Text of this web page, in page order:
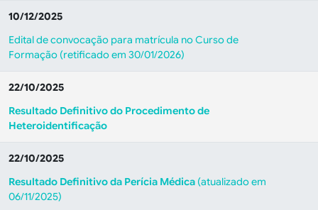
10/12/2025
Edital de convocação para matrícula no Curso de
Formação (retificado em 30/01/2026)
22/10/2025
Resultado Definitivo do Procedimento de
Heteroidentificação
22/10/2025
Resultado Definitivo da Perícia Médica (atualizado em
06/11/2025)